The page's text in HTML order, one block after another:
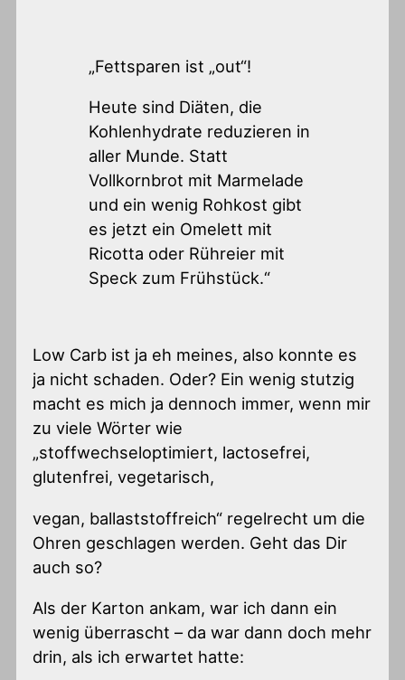
„Fettsparen ist „out“!
Heute sind Diäten, die
Kohlenhydrate reduzieren in
aller Munde. Statt
Vollkornbrot mit Marmelade
und ein wenig Rohkost gibt
es jetzt ein Omelett mit
Ricotta oder Rühreier mit
Speck zum Frühstück.“
Low Carb ist ja eh meines, also konnte es
ja nicht schaden. Oder? Ein wenig stutzig
macht es mich ja dennoch immer, wenn mir
zu viele Wörter wie
„stoffwechseloptimiert, lactosefrei,
glutenfrei, vegetarisch,
vegan, ballaststoffreich“ regelrecht um die
Ohren geschlagen werden. Geht das Dir
auch so?
Als der Karton ankam, war ich dann ein
wenig überrascht – da war dann doch mehr
drin, als ich erwartet hatte: